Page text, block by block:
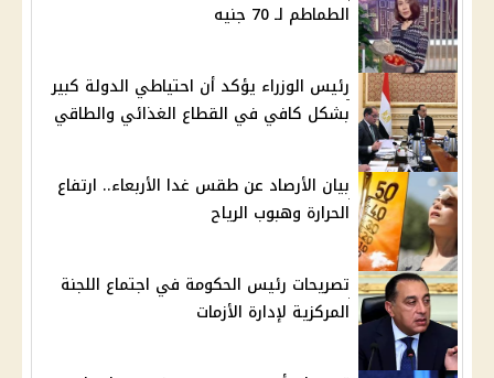
الطماطم لـ 70 جنيه
رئيس الوزراء يؤكد أن احتياطي الدولة كبير
بشكل كافي في القطاع الغذائي والطاقي
بيان الأرصاد عن طقس غدا الأربعاء.. ارتفاع
الحرارة وهبوب الرياح
تصريحات رئيس الحكومة في اجتماع اللجنة
المركزية لإدارة الأزمات